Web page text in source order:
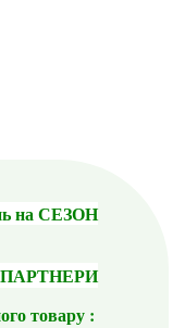
на СЕЗОН
товару :